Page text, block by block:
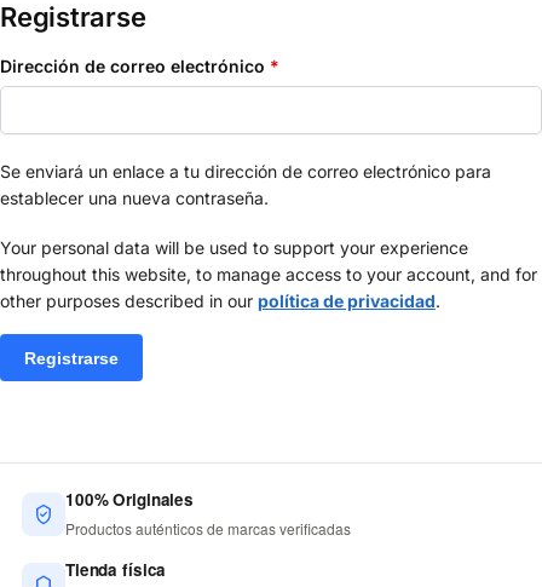
Registrarse
Dirección de correo electrónico *
Se enviará un enlace a tu dirección de correo electrónico para
establecer una nueva contraseña.
Your personal data will be used to support your experience
throughout this website, to manage access to your account, and for
other purposes described in our política de privacidad.
Registrarse
100% Originales
Productos auténticos de marcas verificadas
Tienda física